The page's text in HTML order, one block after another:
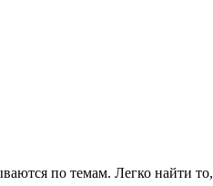
по темам. Легко найти то,